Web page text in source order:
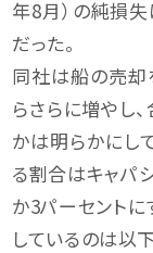
年8月）の純損
だった。
同社は船の売却
らさらに増やし
かは明らかにし
る割合はキャパ
か3パーセントに
しているのは以